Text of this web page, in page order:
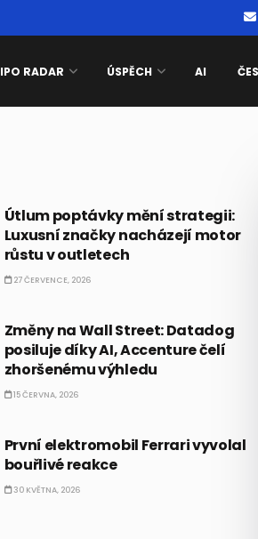
IPO RADAR ÚSPĚCH AI
Útlum poptávky mění strategii:
Luxusní značky nacházejí motor
růstu v outletech
27 ČERVENCE, 2026
Změny na Wall Street: Datadog
posiluje díky AI, Accenture čelí
zhoršenému výhledu
15 ČERVNA, 2026
První elektromobil Ferrari vyvolal
bouřlivé reakce
30 KVĚTNA, 2026